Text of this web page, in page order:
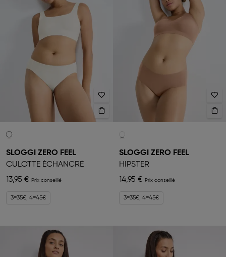
SLOGGI ZERO FEEL
CULOTTE ÉCHANCRÉ
13,95 €
3=35€, 4=45€
SLOGGI ZERO FEEL
HIPSTER
14,95 €
3=35€, 4=45€